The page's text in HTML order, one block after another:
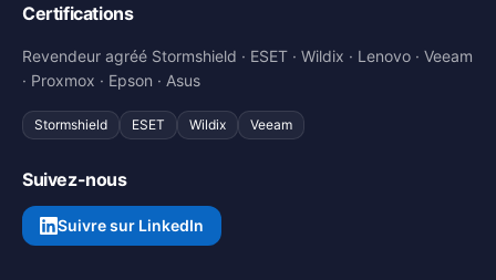
Certifications
Revendeur agréé Stormshield · ESET · Wildix · Lenovo · Veeam
· Proxmox · Epson · Asus
Stormshield ESET Wildix Veeam
Suivez-nous
Suivre sur LinkedIn